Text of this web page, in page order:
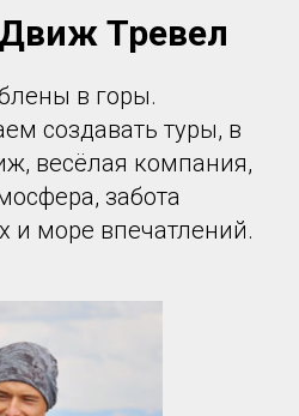
Тревел
в горы.
создавать туры, в
весёлая компания,
забота
море впечатлений.